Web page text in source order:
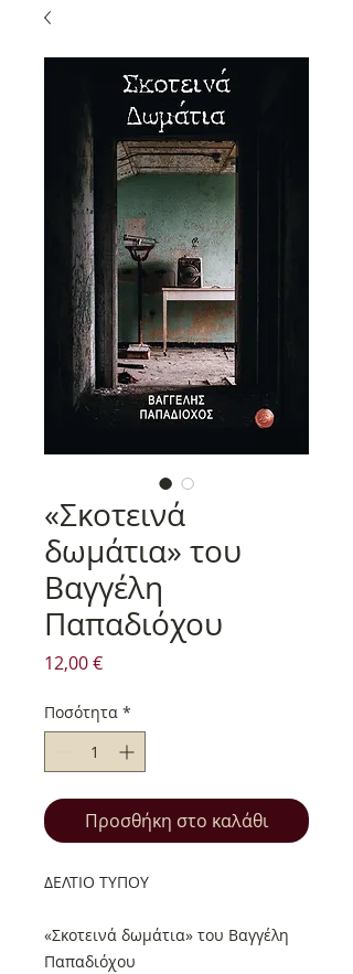
«Σκοτεινά
δωμάτια» του
Βαγγέλη
Παπαδιόχου
12,00 €Τιμή
Ποσότητα *
Προσθήκη στο καλάθι
ΔΕΛΤΙΟ ΤΥΠΟΥ
«Σκοτεινά δωμάτια» του Βαγγέλη
Παπαδιόχου